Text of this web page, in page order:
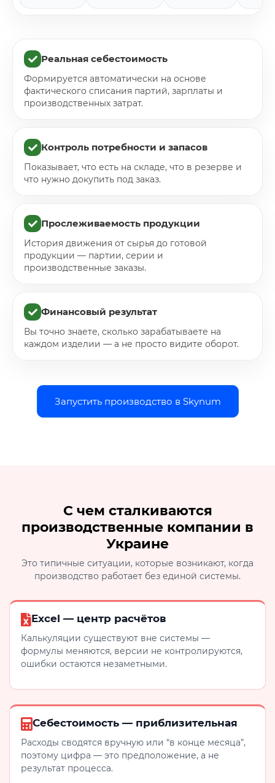
Реальная себестоимость
Формируется автоматически на основе
фактического списания партий, зарплаты и
производственных затрат.
Контроль потребности и запасов
Показывает, что есть на складе, что в резерве и
что нужно докупить под заказ.
Прослеживаемость продукции
История движения от сырья до готовой
продукции — партии, серии и
производственные заказы.
Финансовый результат
Вы точно знаете, сколько зарабатываете на
каждом изделии — а не просто видите оборот.
Запустить производство в Skynum
С чем сталкиваются
производственные компании в
Украине
Это типичные ситуации, которые возникают, когда
производство работает без единой системы.
Excel — центр расчётов
Калькуляции существуют вне системы —
формулы меняются, версии не контролируются,
ошибки остаются незаметными.
Себестоимость — приблизительная
Расходы сводятся вручную или “в конце месяца”,
поэтому цифра — это предположение, а не
результат процесса.